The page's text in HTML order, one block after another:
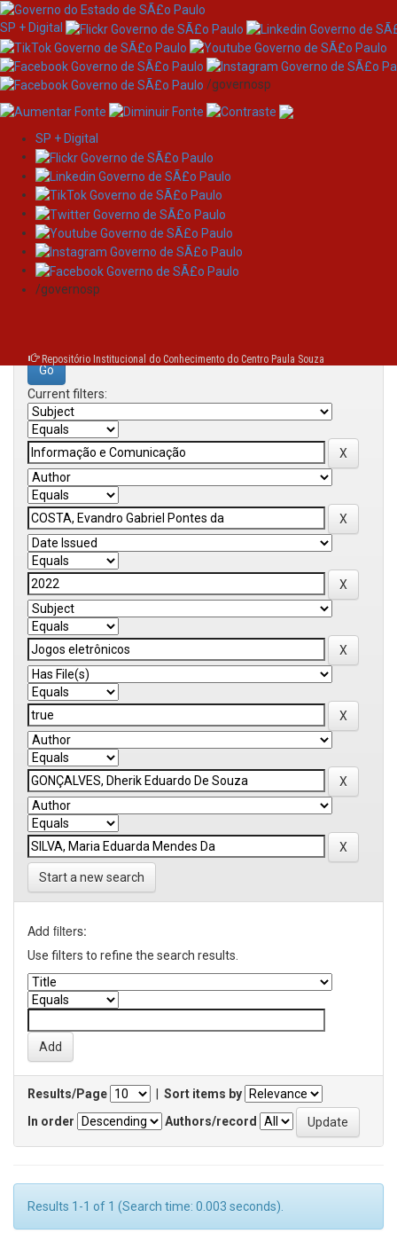
Skip
navigation
SP + Digital
/governosp
SP + Digital
/governosp
Repositório Institucional do Conhecimento do Centro Paula Souza
Search
Search:
Current filters:
Start a new search
Add filters:
Use filters to refine the search results.
Results/Page
Sort items by
In order
Authors/record
Results 1-1 of 1 (Search time: 0.003 seconds).